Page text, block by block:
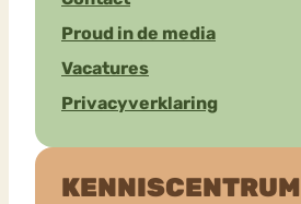
Proud in de media
Vacatures
Privacyverklaring
KENNISCENTRUM